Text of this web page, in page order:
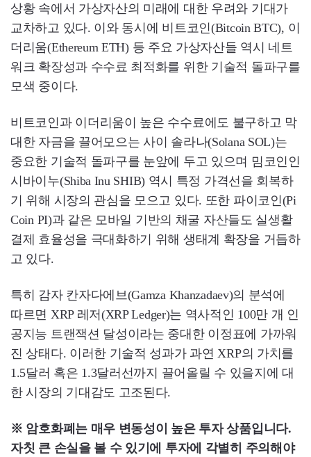
상황 속에서 가상자산의 미래에 대한 우려와 기대가
교차하고 있다. 이와 동시에 비트코인(Bitcoin BTC), 이
더리움(Ethereum ETH) 등 주요 가상자산들 역시 네트
워크 확장성과 수수료 최적화를 위한 기술적 돌파구를
모색 중이다.
비트코인과 이더리움이 높은 수수료에도 불구하고 막
대한 자금을 끌어모으는 사이 솔라나(Solana SOL)는
중요한 기술적 돌파구를 눈앞에 두고 있으며 밈코인인
시바이누(Shiba Inu SHIB) 역시 특정 가격선을 회복하
기 위해 시장의 관심을 모으고 있다. 또한 파이코인(Pi
Coin PI)과 같은 모바일 기반의 채굴 자산들도 실생활
결제 효율성을 극대화하기 위해 생태계 확장을 거듭하
고 있다.
특히 감자 칸자다에브(Gamza Khanzadaev)의 분석에
따르면 XRP 레저(XRP Ledger)는 역사적인 100만 개 인
공지능 트랜잭션 달성이라는 중대한 이정표에 가까워
진 상태다. 이러한 기술적 성과가 과연 XRP의 가치를
1.5달러 혹은 1.3달러선까지 끌어올릴 수 있을지에 대
한 시장의 기대감도 고조된다.
※ 암호화폐는 매우 변동성이 높은 투자 상품입니다.
자칫 큰 손실을 볼 수 있기에 투자에 각별히 주의해야